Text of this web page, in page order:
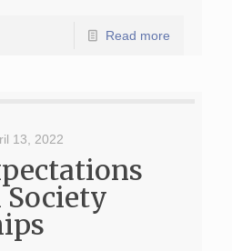
Read more
13, 2022